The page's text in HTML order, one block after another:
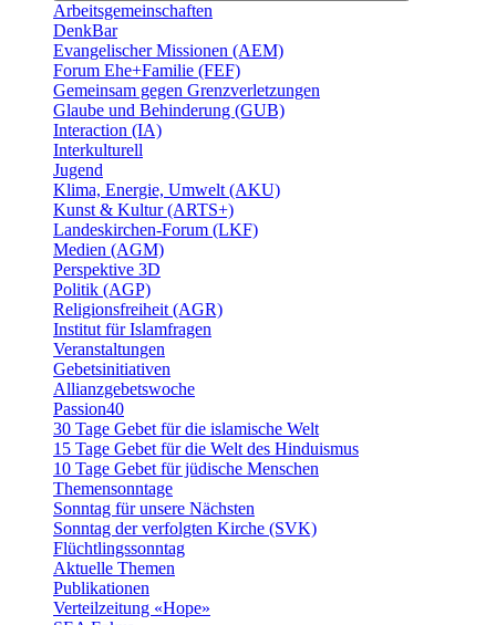
Arbeitsgemeinschaften
DenkBar
Evangelischer Missionen (AEM)
Forum Ehe+Familie (FEF)
Gemeinsam gegen Grenzverletzungen
Glaube und Behinderung (GUB)
Interaction (IA)
Interkulturell
Jugend
Klima, Energie, Umwelt (AKU)
Kunst & Kultur (ARTS+)
Landeskirchen-Forum (LKF)
Medien (AGM)
Perspektive 3D
Politik (AGP)
Religionsfreiheit (AGR)
Institut für Islamfragen
Veranstaltungen
Gebetsinitiativen
Allianzgebetswoche
Passion40
30 Tage Gebet für die islamische Welt
15 Tage Gebet für die Welt des Hinduismus
10 Tage Gebet für jüdische Menschen
Themensonntage
Sonntag für unsere Nächsten
Sonntag der verfolgten Kirche (SVK)
Flüchtlingssonntag
Aktuelle Themen
Publikationen
Verteilzeitung «Hope»